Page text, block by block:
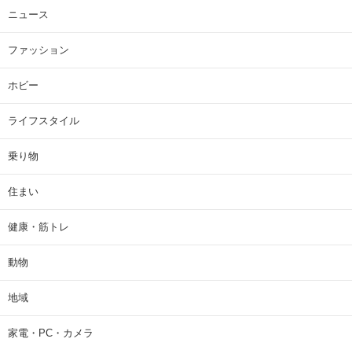
ニュース
ファッション
ホビー
ライフスタイル
乗り物
住まい
健康・筋トレ
動物
地域
家電・PC・カメラ